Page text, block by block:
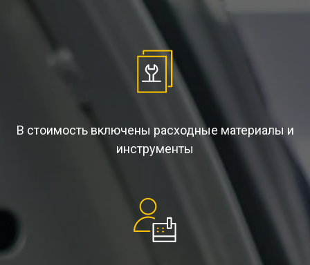
В стоимость включены расходные материалы и
инструменты